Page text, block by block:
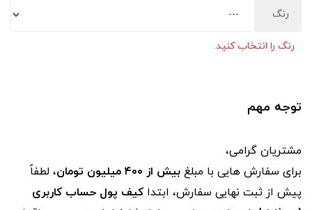
رنگ
رنگ را انتخاب کنید.
توجه مهم
مشتریان گرامی،
برای سفارش‌ هایی با مبلغ بیش از ۴۰۰ میلیون تومان
، لطفاً
پیش از ثبت نهایی سفارش، ابتدا کیف پول حساب کاربری